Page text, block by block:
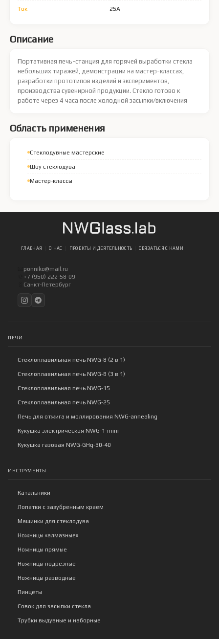
Ток 25А
Описание
Портативная печь-станция для горячей выработки стекла
небольших тиражей, демонстрации на мастер-классах,
разработки прототипов изделий и экспериментов,
производства сувенирной продукции. Стекло готово к
работе через 4 часа после холодной засыпки/включения
Область применения
Стеклодувные мастерские
Шоу стеклодува
Мастер-классы
ГЛАВНАЯ О НАС ПРОЕКТЫ И ДЕЯТЕЛЬНОСТЬ СВЯЗАТЬСЯ С НАМИ
ponniko@mail.ru
+7 (950) 222-58-09
Санкт-Петербург
ПЕЧИ
Стеклоплавильная печь NWG-8 (2 в 1)
Стеклоплавильная печь NWG-8 (3 в 1)
Стеклоплавильная печь NWG-15
Стеклоплавильная печь NWG-25
Печь для отжига и моллирования NWG-annealing
Кукушка электрическая NWG-1-mini
Кукушка газовая NWG-GHg-30-40
ИНСТРУМЕНТЫ
Катальники
Лопатки с зазубренным краем
Машинки для стеклодува
Ножницы «алмазные»
Ножницы прямые
Ножницы подрезные
Ножницы разводные
Пинцеты
Совок для засыпки стекла
Трубки выдувные и наборные